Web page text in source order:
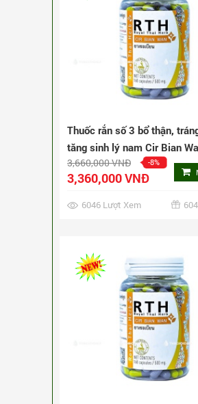
Thuốc rắn số 3 bổ thận,
tăng sinh lý nam Cir Bian
4,872,000 VNĐ